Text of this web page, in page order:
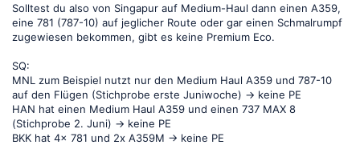
Sollte ich das alles weiterhin über Emirates machen oder lohnt sich
ein Wechsel zu Singapore Airlines?
Emirates bietet nur bei BKK eine Premium
Eco an, bei meinen anderen Zielen nicht.
Solltest du also von Singapur auf Medium-Haul dann einen A359,
eine 781 (787-10) auf jeglicher Route oder gar einen Schmalrumpf
zugewiesen bekommen, gibt es keine Premium Eco.
SQ:
MNL zum Beispiel nutzt nur den Medium Haul A359 und 787-10
auf den Flügen (Stichprobe erste Juniwoche) -> keine PE
HAN hat einen Medium Haul A359 und einen 737 MAX 8
(Stichprobe 2. Juni) -> keine PE
BKK hat 4x 781 und 2x A359M -> keine PE